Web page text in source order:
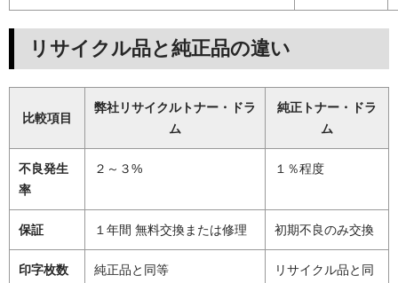
リサイクル品と純正品の違い
比較項目
弊社リサイクルトナー・ドラ
ム
純正トナー・ドラ
ム
不良発生
率
２～３% １％程度
保証 １年間 無料交換または修理 初期不良のみ交換
印字枚数 純正品と同等
リサイクル品と同